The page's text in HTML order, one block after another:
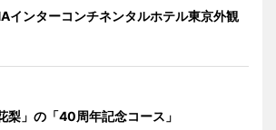
インターコンチネンタルホテル東京外観
梨」の「40周年記念コース」